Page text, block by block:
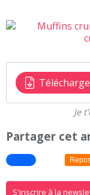
Je
Partager cet
S'inscrire à la